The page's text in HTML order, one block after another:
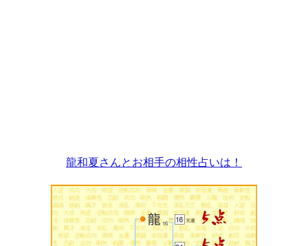
龍和夏さんとお相手の相性占いは！